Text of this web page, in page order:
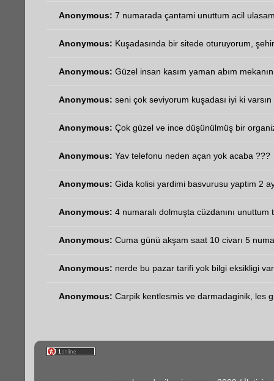
Anonymous: 7 numarada çantami unuttum acil
Anonymous: Kuşadasında bir sitede oturuyorum,
Anonymous: Güzel insan kasım yaman abım
Anonymous: seni çok seviyorum kuşadası iyi ki varsın
Anonymous: Çok güzel ve ince düşünülmüş bir
Anonymous: Yav telefonu neden açan yok acaba ???
Anonymous: Gida kolisi yardimi basvurusu yaptim 2
Anonymous: 4 numaralı dolmuşta cüzdanını
Anonymous: Cuma günü akşam saat 10 civarı 5
Anonymous: nerde bu pazar tarifi yok bilgi eksikligi var
Anonymous: Carpik kentlesmis ve darmadaginik, les